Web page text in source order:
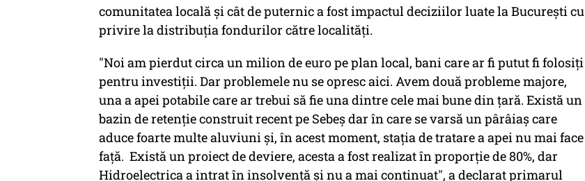
comunitatea locală şi cât de puternic a fost impactul deciziilor luate la Bucureşti cu
privire la distribuţia fondurilor către localităţi.
"Noi am pierdut circa un milion de euro pe plan local, bani care ar fi putut fi folosiţi
pentru investiţii. Dar problemele nu se opresc aici. Avem două probleme majore,
una a apei potabile care ar trebui să fie una dintre cele mai bune din ţară. Există un
bazin de retenţie construit recent pe Sebeş dar în care se varsă un pârâiaş care
aduce foarte multe aluviuni şi, în acest moment, staţia de tratare a apei nu mai face
faţă. Există un proiect de deviere, acesta a fost realizat în proporţie de 80%, dar
Hidroelectrica a intrat în insolvenţă şi nu a mai continuat", a declarat primarul